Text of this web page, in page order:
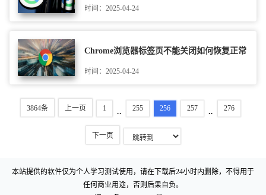
时间：2025-04-24
Chrome浏览器标签页不能关闭如何恢复正常
时间：2025-04-24
3864条 上一页 1 .. 255 256 257 .. 276
下一页
本站提供的软件仅为个人学习测试使用，请在下载后24小时内删除，不得用于
任何商业用途，否则后果自负。